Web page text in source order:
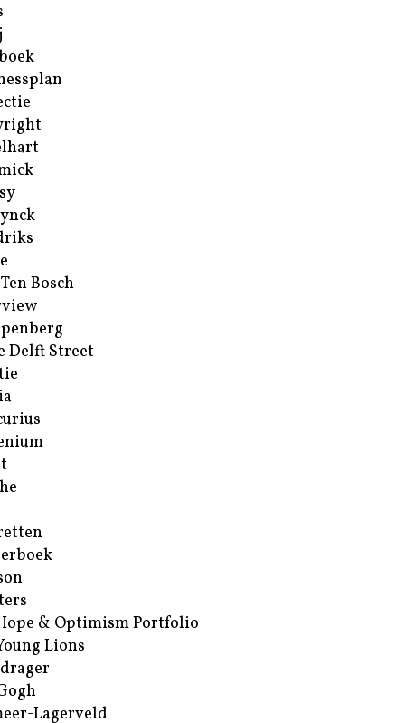
Bosch
Delft Street
& Optimism Portfolio
Lions
Lagerveld